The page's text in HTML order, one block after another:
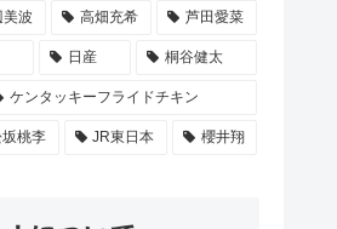
美波 高畑充希 芦田愛菜
日産 桐谷健太
ケンタッキーフライドチキン
桃李 JR東日本 櫻井翔